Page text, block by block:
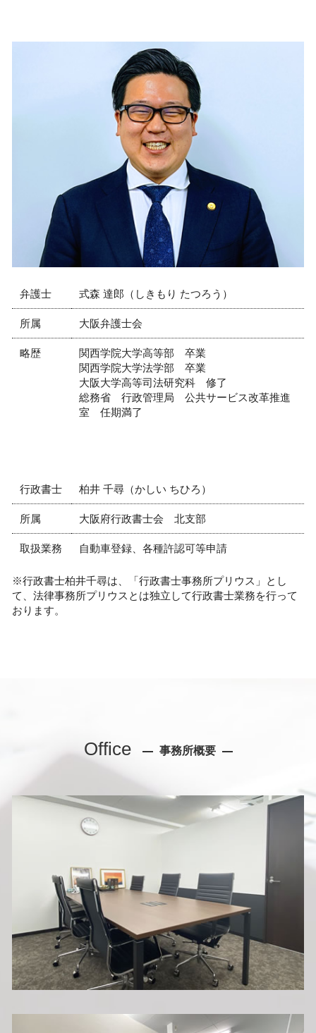
弁護士 式森 達郎（しきもり たつろう）
所属 大阪弁護士会
略歴
関西学院大学高等部 卒業
関西学院大学法学部 卒業
大阪大学高等司法研究科 修了
総務省 行政管理局 公共サービス改革推進
室 任期満了
行政書士 柏井 千尋（かしい ちひろ）
所属 大阪府行政書士会 北支部
取扱業務 自動車登録、各種許認可等申請
※行政書士柏井千尋は、「行政書士事務所プリウス」とし
て、法律事務所プリウスとは独立して行政書士業務を行って
おります。
Office 事務所概要